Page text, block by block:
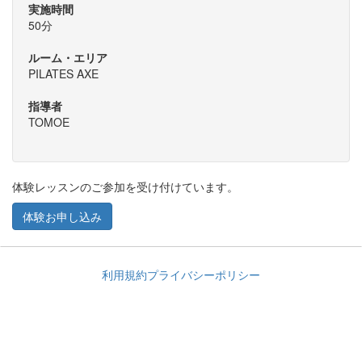
実施時間
50分
ルーム・エリア
PILATES AXE
指導者
TOMOE
体験レッスンのご参加を受け付けています。
体験お申し込み
利用規約プライバシーポリシー